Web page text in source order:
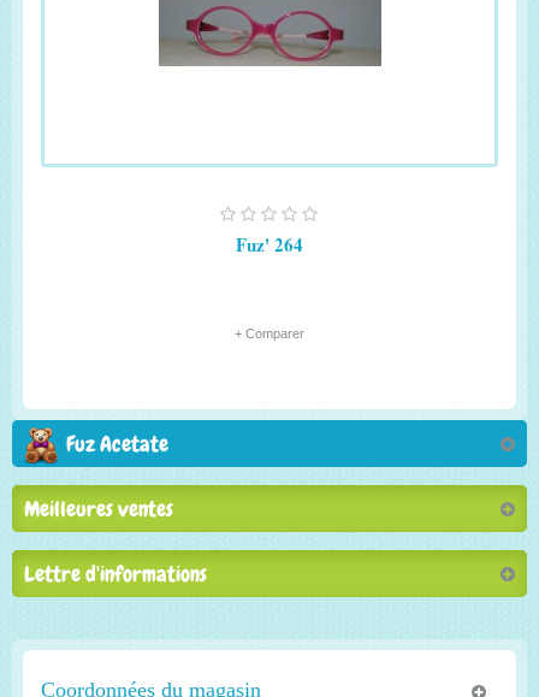
Fuz' 264
+ Comparer
Fuz Acetate
Meilleures ventes
Lettre d'informations
Coordonnées du magasin